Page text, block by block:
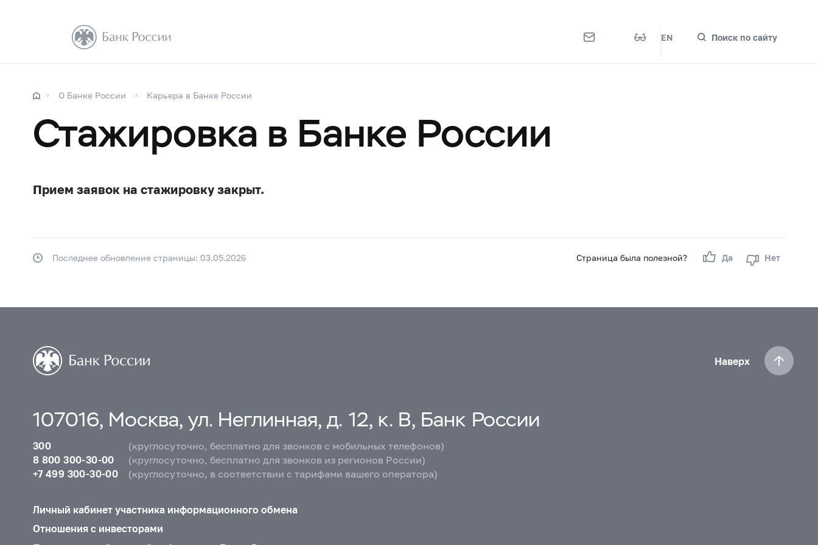
EN Поиск по сайту
О Банке России Карьера в Банке России
Стажировка в Банке России
Прием заявок на стажировку закрыт.
Страница была полезной? Да Нет
Последнее обновление страницы: 03.05.2026
Наверх
107016, Москва, ул. Неглинная, д. 12, к. В, Банк России
300
(круглосуточно, бесплатно для звонков с мобильных телефонов)
8 800 300-30-00
(круглосуточно, бесплатно для звонков из регионов России)
+7 499 300-30-00
(круглосуточно, в соответствии с тарифами вашего оператора)
Личный кабинет участника информационного обмена
Отношения с инвесторами